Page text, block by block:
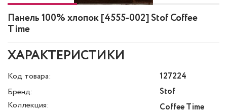
Панель 100% хлопок [4555-002] Stof Coffee
Time
ХАРАКТЕРИСТИКИ
Код товара:
127224
Бренд:
Stof
Коллекция:
Coffee Time